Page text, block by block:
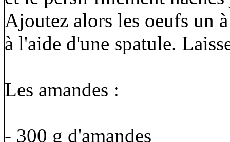
Ajoutez alors les oeufs un
à l'aide d'une spatule.
Les amandes :
- 300 g d'amandes